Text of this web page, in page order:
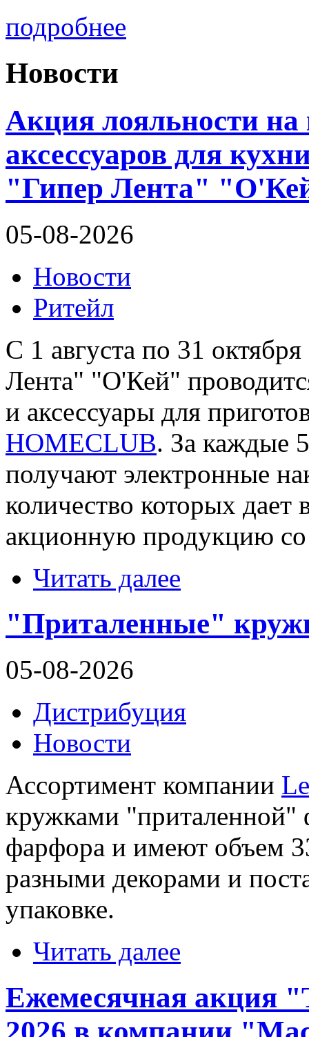
подробнее
Новости
Акция лояльности
аксессуаров для
"Гипер Лента"
05-08-2026
Новости
Ритейл
С 1 августа по 31
Лента" "О'Кей"
и аксессуары для
HOMECLUB. За каждые
получают электронные
количество которых
акционную продукцию
Читать далее
"Приталенные"
05-08-2026
Дистрибуция
Новости
Ассортимент компании
кружками
фарфора и имеют объем
разными декорами и
упаковке.
Читать далее
Ежемесячная акция